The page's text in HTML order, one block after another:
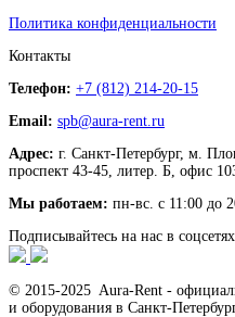
Политика конфиденциальности
Контакты
Телефон: +7 (812) 214-20-15
Email: spb@aura-rent.ru
Адрес: г. Санкт-Петербург, м.
проспект 43-45, литер. Б, офис
Мы работаем: пн-вс. с 11:00 до
Подписывайтесь на нас в соцсетях
© 2015-2025 Aura-Rent -
и оборудования в Санкт-